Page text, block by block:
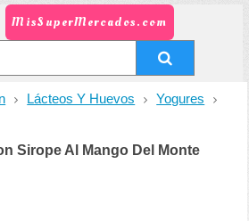
MisSuperMercados.com
Lácteos Y Huevos
Yogures
Sirope Al Mango Del Monte